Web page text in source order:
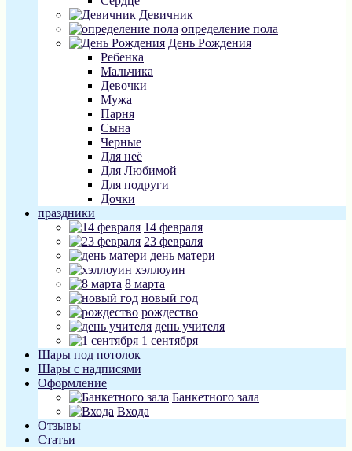
Девичник
определение пола
День Рождения
Ребенка
Мальчика
Девочки
Мужа
Парня
Сына
Черные
Для неё
Для Любимой
Для подруги
Дочки
праздники
14 февраля
23 февраля
день матери
хэллоуин
8 марта
новый год
рождество
день учителя
1 сентября
Шары под потолок
Шары с надписями
Оформление
Банкетного зала
Входа
Отзывы
Статьи